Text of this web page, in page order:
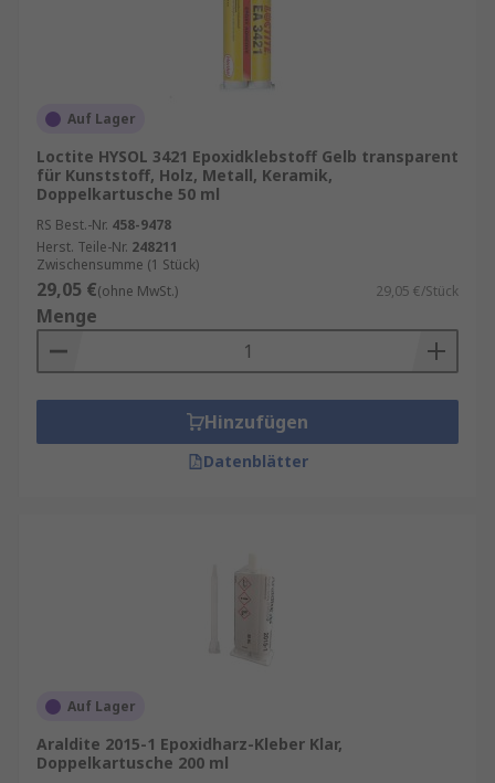
Auf Lager
Loctite HYSOL 3421 Epoxidklebstoff Gelb transparent
für Kunststoff, Holz, Metall, Keramik,
Doppelkartusche 50 ml
RS Best.-Nr. 458-9478
Herst. Teile-Nr. 248211
Zwischensumme (1 Stück)
29,05 €(ohne MwSt.) 29,05 €/Stück
Menge
Hinzufügen
Datenblätter
Auf Lager
Araldite 2015-1 Epoxidharz-Kleber Klar,
Doppelkartusche 200 ml